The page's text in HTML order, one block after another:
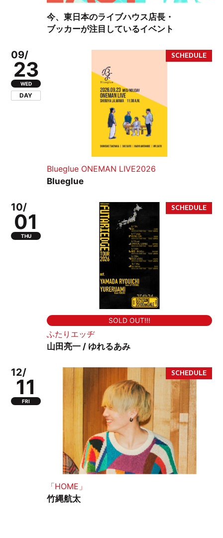
今、東日本のライブハウス店長・
ブッカーが注目しているイベント
09/
23
WED
DAY
Blueglue ONEMAN LIVE2026
Blueglue
10/
01
THU
SOLD OUT!!!
ふたりエッヂ
山田亮一 / ゆれるあみ
12/
11
FRI
「HOME」
竹縄航太